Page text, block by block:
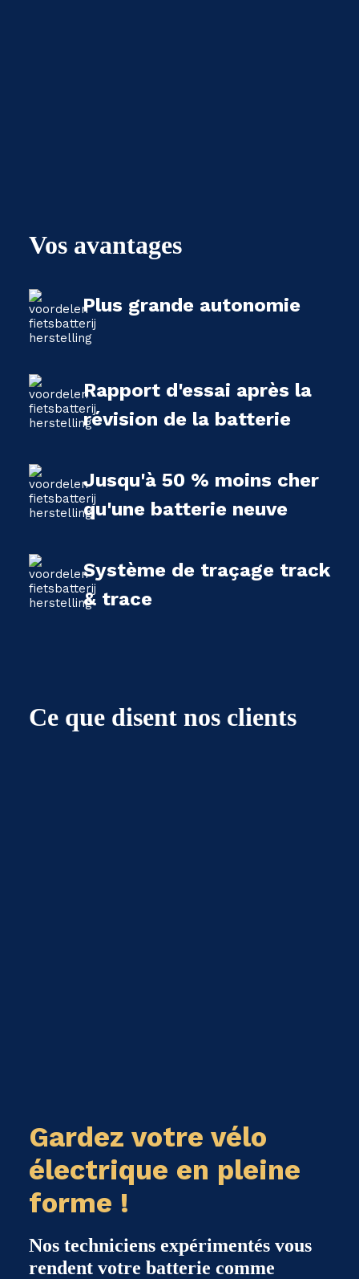
Vos avantages
Plus grande autonomie
Rapport d'essai après la
révision de la batterie
Jusqu'à 50 % moins cher
qu'une batterie neuve
Système de traçage track
& trace
Ce que disent nos clients
Gardez votre vélo
électrique en pleine
forme !
Nos techniciens expérimentés vous
rendent votre batterie comme